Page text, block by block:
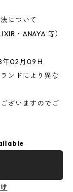
について
・ANAYA 等）
年02月09日
ンドにより異な
ざいますのでご